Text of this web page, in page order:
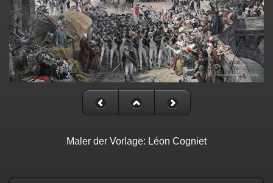
Maler der Vorlage: Léon Cogniet